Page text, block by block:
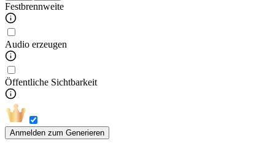
Festbrennweite
Audio erzeugen
Öffentliche Sichtbarkeit
Anmelden zum Generieren